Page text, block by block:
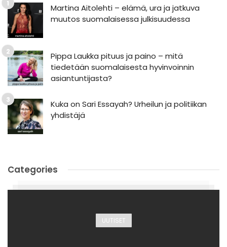
Martina Aitolehti – elämä, ura ja jatkuva
muutos suomalaisessa julkisuudessa
Pippa Laukka pituus ja paino – mitä
tiedetään suomalaisesta hyvinvoinnin
asiantuntijasta?
Kuka on Sari Essayah? Urheilun ja politiikan
yhdistäjä
Categories
UUTISET